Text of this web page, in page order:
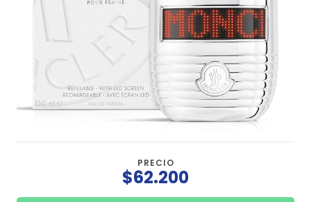
PRECIO
$62.200